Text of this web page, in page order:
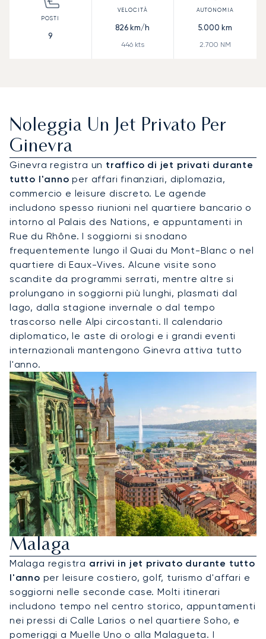
9
826 km/h
446kts
5.000 km
2.700 NM
Noleggia Un Jet Privato Per
Ginevra
Ginevra registra un traffico di jet privati durante
tutto l'anno per affari finanziari, diplomazia,
commercio e leisure discreto. Le agende
includono spesso riunioni nel quartiere bancario o
intorno al Palais des Nations, e appuntamenti in
Rue du Rhône. I soggiorni si snodano
frequentemente lungo il Quai du Mont-Blanc o nel
quartiere di Eaux-Vives. Alcune visite sono
scandite da programmi serrati, mentre altre si
prolungano in soggiorni più lunghi, plasmati dal
lago, dalla stagione invernale o dal tempo
trascorso nelle Alpi circostanti. Il calendario
diplomatico, le aste di orologi e i grandi eventi
internazionali mantengono Ginevra attiva tutto
l'anno.
Noleggia Un Jet Privato Per
Malaga
Malaga registra arrivi in jet privato durante tutto
l'anno per leisure costiero, golf, turismo d'affari e
soggiorni nelle seconde case. Molti itinerari
includono tempo nel centro storico, appuntamenti
nei pressi di Calle Larios o nel quartiere Soho, e
pomeriggi a Muelle Uno o alla Malagueta. I